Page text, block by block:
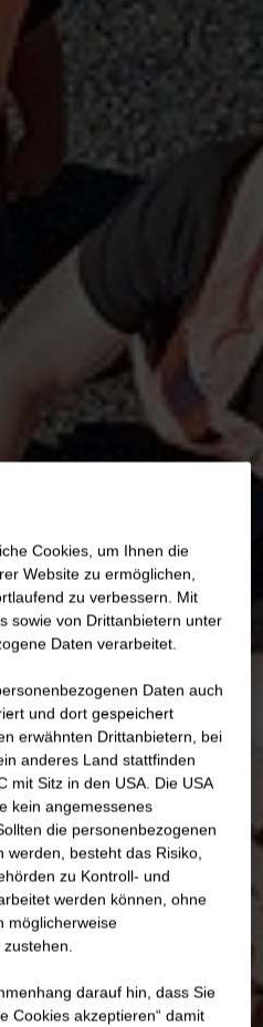
Cookies, um Ihnen die
Website zu ermöglichen,
zu verbessern. Mit
sowie von Drittanbietern unter
Daten verarbeitet.
Daten auch
und dort gespeichert
erwähnten Drittanbietern, bei
anderes Land stattfinden
mit Sitz in den USA. Die USA
kein angemessenes
die personenbezogenen
werden, besteht das Risiko,
zu Kontroll- und
werden können, ohne
möglicherweise
zustehen.
darauf hin, dass Sie
Cookies akzeptieren“ damit